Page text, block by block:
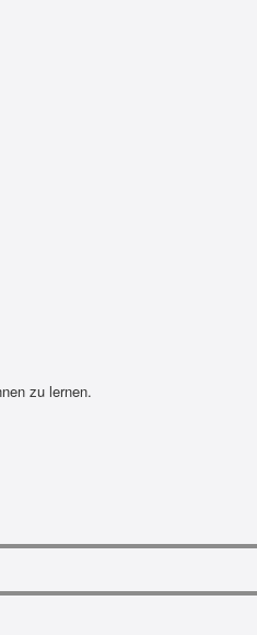
zu lernen.